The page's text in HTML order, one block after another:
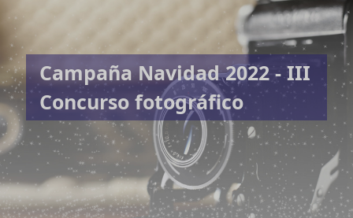
Campaña Navidad 2022 - III
Concurso fotográfico